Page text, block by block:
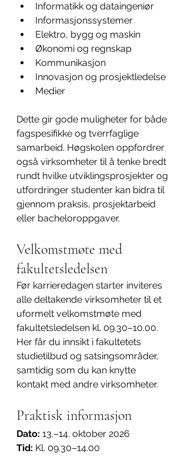
Informatikk og dataingeniør
Informasjonssystemer
Elektro, bygg og maskin
Økonomi og regnskap
Kommunikasjon
Innovasjon og prosjektledelse
Medier
Dette gir gode muligheter for både
fagspesifikke og tverrfaglige
samarbeid. Høgskolen oppfordrer
også virksomheter til å tenke bredt
rundt hvilke utviklingsprosjekter og
utfordringer studenter kan bidra til
gjennom praksis, prosjektarbeid
eller bacheloroppgaver.
Velkomstmøte med
fakultetsledelsen
Før karrieredagen starter inviteres
alle deltakende virksomheter til et
uformelt velkomstmøte med
fakultetsledelsen kl. 09.30–10.00.
Her får du innsikt i fakultetets
studietilbud og satsingsområder,
samtidig som du kan knytte
kontakt med andre virksomheter.
Praktisk informasjon
Dato: 13.–14. oktober 2026
Tid: Kl. 09.30–14.00